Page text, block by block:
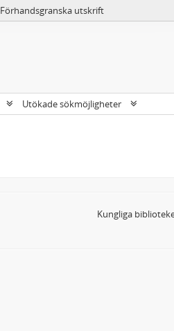
Förhandsgranska utskrift
Utökade sökmöjligheter
Kungliga